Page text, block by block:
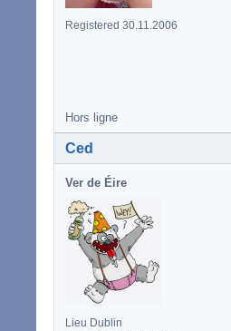
Registered 30.11.2006
Hors ligne
Ced
Ver de Éire
Lieu Dublin